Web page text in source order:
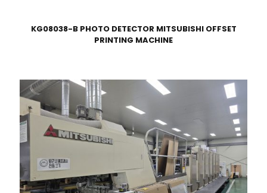
KG08038-B PHOTO DETECTOR MITSUBISHI OFFSET
PRINTING MACHINE